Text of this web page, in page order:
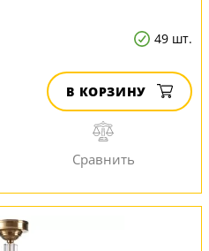
49 шт.
В КОРЗИНУ